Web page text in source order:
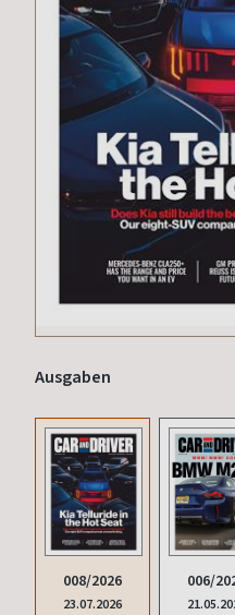
Ausgaben
008/2026
23.07.2026
006/